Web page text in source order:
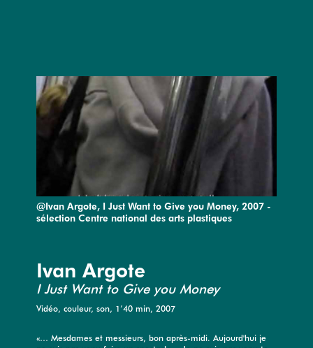
@Ivan Argote, I Just Want to Give you Money, 2007 -
sélection Centre national des arts plastiques
Ivan Argote
I Just Want to Give you Money
Vidéo, couleur, son, 1’40 min, 2007
«… Mesdames et messieurs, bon après-midi. Aujourd'hui je